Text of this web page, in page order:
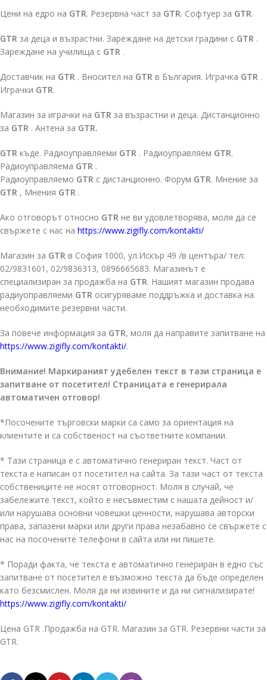
Цени на едро на GTR. Резервна част за GTR. Софтуер за GTR.
GTR за деца и възрастни. Зареждане на детски градини с GTR .
Зареждане на училища с GTR .
Доставчик на GTR . Вносител на GTR в България. Играчка GTR .
Играчки GTR.
Магазин за играчки на GTR за възрастни и деца. Дистанционно
за GTR . Антена за GTR.
GTR къде. Радиоуправляеми GTR . Радиоуправляем GTR.
Радиоуправляема GTR .
Радиоуправляемо GTR с дистанционно. Форум GTR. Мнение за
GTR , Мнения GTR .
Ако отговорът относно GTR не ви удовлетворява, моля да се
свържете с нас на https://www.zigifly.com/kontakti/
Магазин за GTR в София 1000, ул.Искър 49 /в центъра/ тел:
02/9831601, 02/9836313, 0896665683. Магазинът е
специализиран за продажба на GTR. Нашият магазин продава
радиуоправляеми GTR осигуряваме поддръжка и доставка на
необходимите резервни части.
За повече информация за GTR, моля да направите запитване на
https://www.zigifly.com/kontakti/.
Внимание! Маркираният удебелен текст в тази страница е
запитване от посетител! Страницата е генерирала
автоматичен отговор!
*Посочените търговски марки са само за ориентация на
клиентите и са собственост на съответните компании.
* Тази страница е с автоматично генериран текст. Част от
текста е написан от посетител на сайта. За тази част от текста
собствениците не носят отговорност. Моля в случай, че
забележите текст, който е несъвместим с нашата дейност и/
или нарушава основни човешки ценности, нарушава авторски
права, запазени марки или други права незабавно се свържете с
нас на посочените телефони в сайта или ни пишете.
* Поради факта, че текста е автоматично генериран в едно със
запитване от посетител е възможно текста да бъде определен
като безсмислен. Моля да ни извините и да ни сигнализирате!
https://www.zigifly.com/kontakti/
Цена GTR .Продажба на GTR. Магазин за GTR. Резервни части за
GTR.